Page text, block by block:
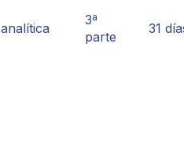
analítica
3ª
parte
31